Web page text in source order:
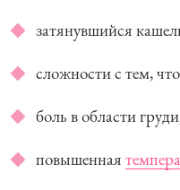
затянувшийся
сложности с тем,
боль в области
повышенная